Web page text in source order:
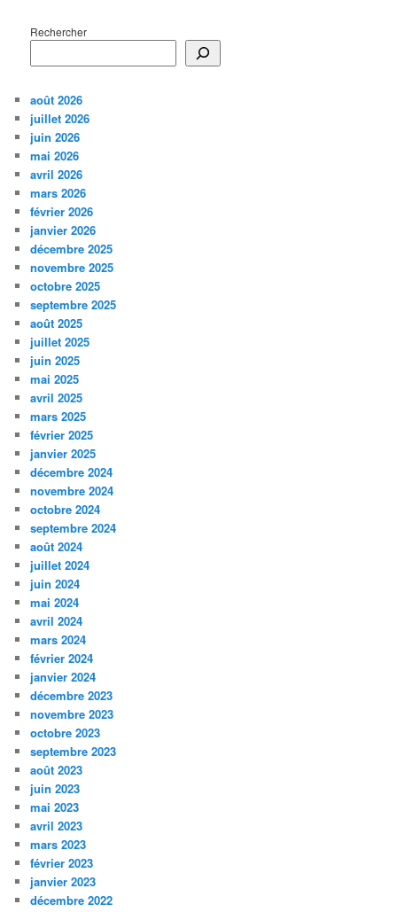
Rechercher
août 2026
juillet 2026
juin 2026
mai 2026
avril 2026
mars 2026
février 2026
janvier 2026
décembre 2025
novembre 2025
octobre 2025
septembre 2025
août 2025
juillet 2025
juin 2025
mai 2025
avril 2025
mars 2025
février 2025
janvier 2025
décembre 2024
novembre 2024
octobre 2024
septembre 2024
août 2024
juillet 2024
juin 2024
mai 2024
avril 2024
mars 2024
février 2024
janvier 2024
décembre 2023
novembre 2023
octobre 2023
septembre 2023
août 2023
juin 2023
mai 2023
avril 2023
mars 2023
février 2023
janvier 2023
décembre 2022